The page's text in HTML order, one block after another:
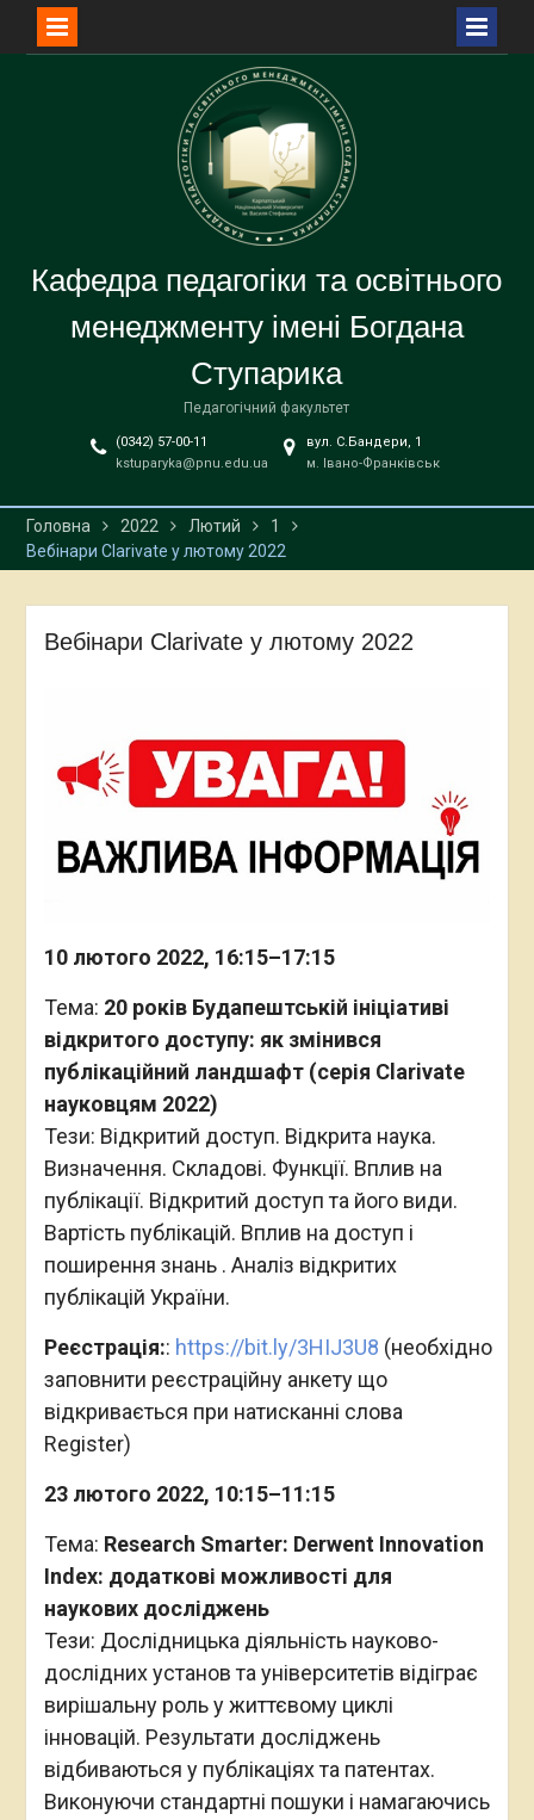
Кафедра педагогіки та освітнього
менеджменту імені Богдана
Ступарика
Педагогічний факультет
(0342) 57-00-11
kstuparyka@pnu.edu.ua
вул. С.Бандери, 1
м. Івано-Франківськ
Головна 2022 Лютий
1
Вебінари Clarivate у лютому 2022
Вебінари Clarivate у лютому 2022
10 лютого 2022, 16:15–17:15
Тема: 20 років Будапештській ініціативі
відкритого доступу: як змінився
публікаційний ландшафт (серія Clarivate
науковцям 2022)
Тези: Відкритий доступ. Відкрита наука.
Визначення. Складові. Функції. Вплив на
публікації. Відкритий доступ та його види.
Вартість публікацій. Вплив на доступ і
поширення знань . Аналіз відкритих
публікацій України.
Реєстрація:: https://bit.ly/3HIJ3U8 (необхідно
заповнити реєстраційну анкету що
відкривається при натисканні слова
Register)
23 лютого 2022, 10:15–11:15
Тема: Research Smarter: Derwent Innovation
Index: додаткові можливості для
наукових досліджень
Тези: Дослідницька діяльність науково-
дослідних установ та університетів відіграє
вирішальну роль у життєвому циклі
інновацій. Результати досліджень
відбиваються у публікаціях та патентах.
Виконуючи стандартні пошуки і намагаючись